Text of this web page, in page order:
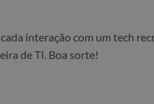
interação com um tech
de TI. Boa sorte!